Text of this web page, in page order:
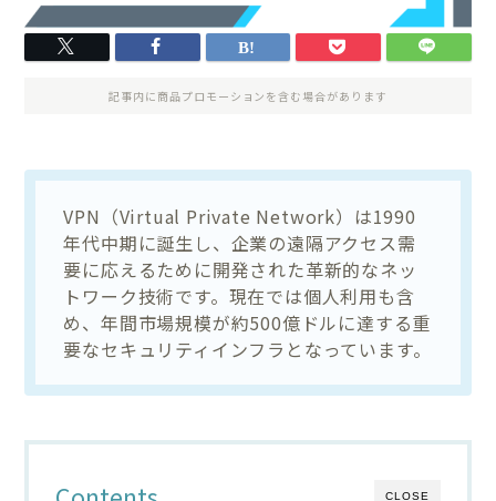
記事内に商品プロモーションを含む場合があります
VPN（Virtual Private Network）は1990
年代中期に誕生し、企業の遠隔アクセス需
要に応えるために開発された革新的なネッ
トワーク技術です。現在では個人利用も含
め、年間市場規模が約500億ドルに達する重
要なセキュリティインフラとなっています。
CLOSE